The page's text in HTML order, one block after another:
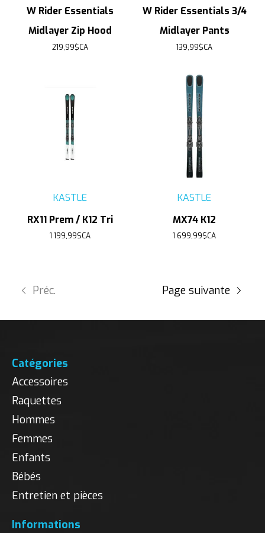
W Rider Essentials
Midlayer Zip Hood
219,99$CA
W Rider Essentials 3/4
Midlayer Pants
139,99$CA
KASTLE
RX11 Prem / K12 Tri
1 199,99$CA
KASTLE
MX74 K12
1 699,99$CA
Préc. Page suivante
Catégories
Accessoires
Raquettes
Hommes
Femmes
Enfants
Bébés
Entretien et pièces
Informations